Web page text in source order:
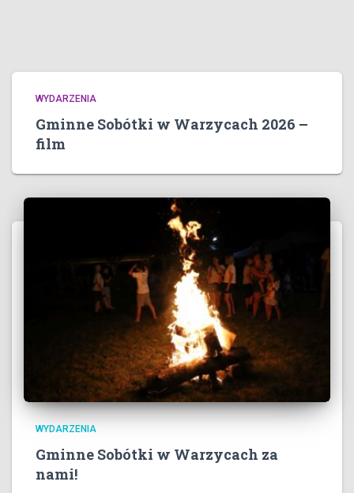
WYDARZENIA
Gminne Sobótki w Warzycach 2026 –
film
WYDARZENIA
Gminne Sobótki w Warzycach za
nami!